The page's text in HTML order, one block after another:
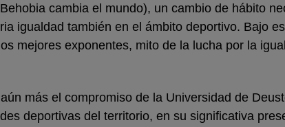
cambia el mundo), un cambio de hábito
igualdad también en el ámbito deportivo. Bajo
mejores exponentes, mito de la lucha por la
más el compromiso de la Universidad de
deportivas del territorio, en su significativa